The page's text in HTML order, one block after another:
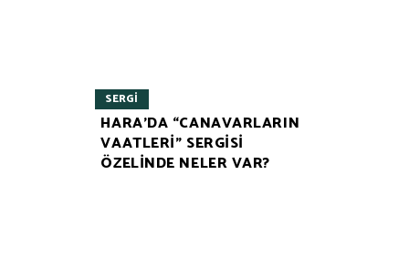
SERGI
HARA’DA “CANAVARLARIN
VAATLERİ” SERGİSİ
ÖZELİNDE NELER VAR?